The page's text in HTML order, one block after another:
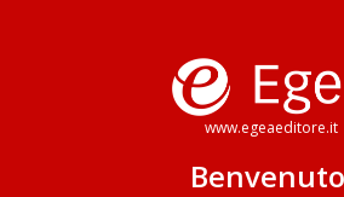
www.egeaeditore.it